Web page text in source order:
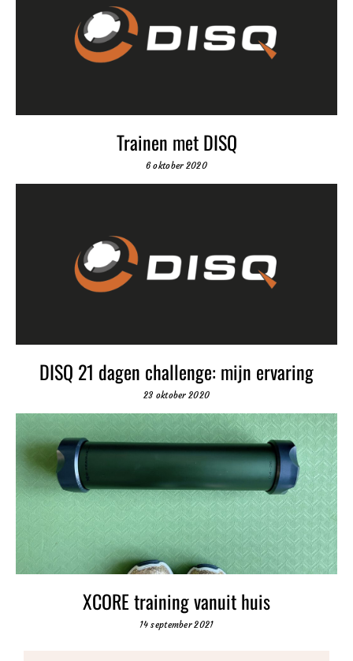
Trainen met DISQ
6 oktober 2020
DISQ 21 dagen challenge: mijn ervaring
23 oktober 2020
XCORE training vanuit huis
14 september 2021